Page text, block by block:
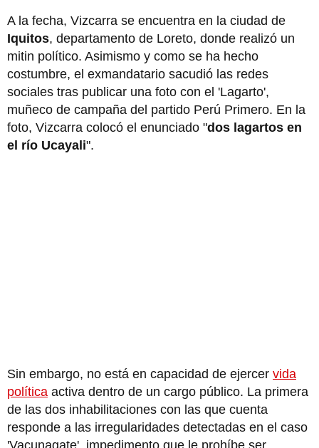
A la fecha, Vizcarra se encuentra en la ciudad de
Iquitos, departamento de Loreto, donde realizó un
mitin político. Asimismo y como se ha hecho
costumbre, el exmandatario sacudió las redes
sociales tras publicar una foto con el 'Lagarto',
muñeco de campaña del partido Perú Primero. En la
foto, Vizcarra colocó el enunciado "dos lagartos en
el río Ucayali".
Sin embargo, no está en capacidad de ejercer vida
política activa dentro de un cargo público. La primera
de las dos inhabilitaciones con las que cuenta
responde a las irregularidades detectadas en el caso